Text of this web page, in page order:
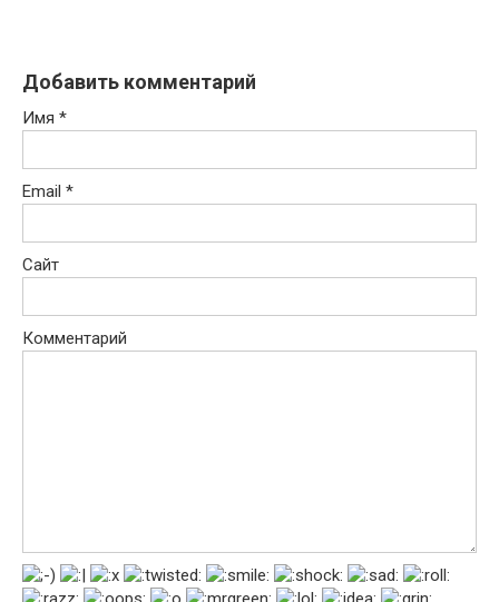
Добавить комментарий
Имя *
Email *
Сайт
Комментарий